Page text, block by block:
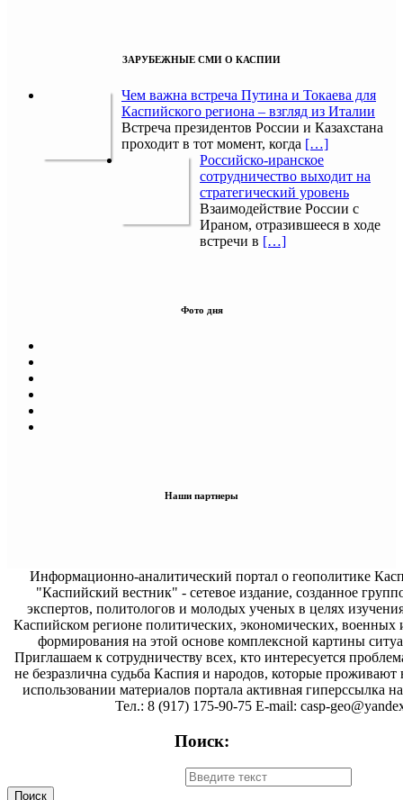
ЗАРУБЕЖНЫЕ СМИ О КАСПИИ
Чем важна встреча Путина и Токаева для
Каспийского региона – взгляд из Италии
Встреча президентов России и Казахстана
проходит в тот момент, когда […]
Российско-иранское
сотрудничество выходит на
стратегический уровень
Взаимодействие России с
Ираном, отразившееся в ходе
встречи в […]
Фото дня
Наши партнеры
Информационно-аналитический портал о геополитике
"Каспийский вестник" - сетевое издание, созданное
экспертов, политологов и молодых ученых в целях
Каспийском регионе политических, экономических, военных
формирования на этой основе комплексной картины
Приглашаем к сотрудничеству всех, кто интересуется
не безразлична судьба Каспия и народов, которые проживают
использовании материалов портала активная гиперссылка на
Тел.: 8 (917) 175-90-75 E-mail: casp-
Поиск: